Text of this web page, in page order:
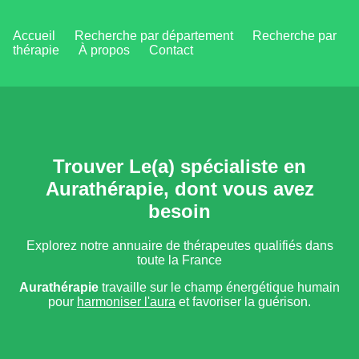
Accueil Recherche par département
Recherche par
thérapie
À propos Contact
Trouver Le(a) spécialiste en
Aurathérapie, dont vous avez
besoin
Explorez notre annuaire de thérapeutes qualifiés dans
toute la France
Aurathérapie travaille sur le champ énergétique humain
pour harmoniser l'aura et favoriser la guérison.